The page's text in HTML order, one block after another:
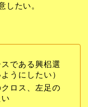
したい。
である興梠選
うにしたい）
ロス、左足の